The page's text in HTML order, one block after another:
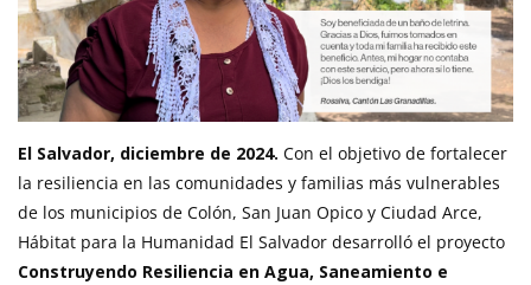
El Salvador, diciembre de 2024. Con el objetivo de fortalecer
la resiliencia en las comunidades y familias más vulnerables
de los municipios de Colón, San Juan Opico y Ciudad Arce,
Hábitat para la Humanidad El Salvador desarrolló el proyecto
Construyendo Resiliencia en Agua, Saneamiento e